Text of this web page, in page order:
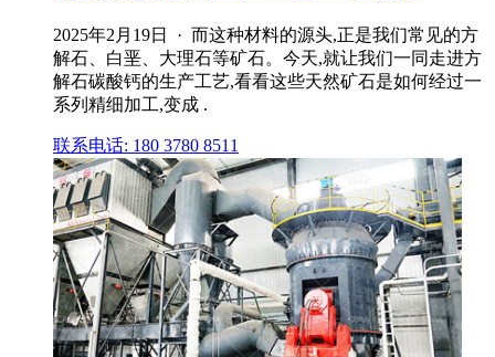
2025年2月19日 · 而这种材料的源头,正是我们常见的方
解石、白垩、大理石等矿石。今天,就让我们一同走进方
解石碳酸钙的生产工艺,看看这些天然矿石是如何经过一
系列精细加工,变成 .
联系电话: 180 3780 8511